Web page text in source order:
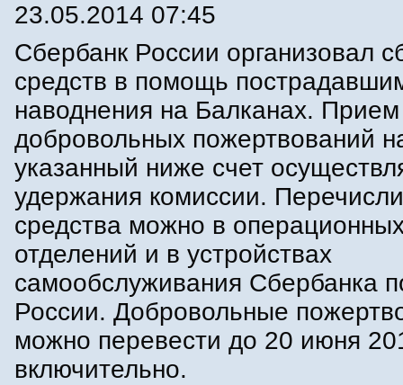
23.05.2014 07:45
Сбербанк России организовал
средств в помощь
наводнения на Балканах. Прием
добровольных пожертвований
указанный ниже счет
удержания комиссии.
средства можно в
отделений и в устройствах
самообслуживания Сбербанка
России. Добровольные
можно перевести до 20 июня
включительно.